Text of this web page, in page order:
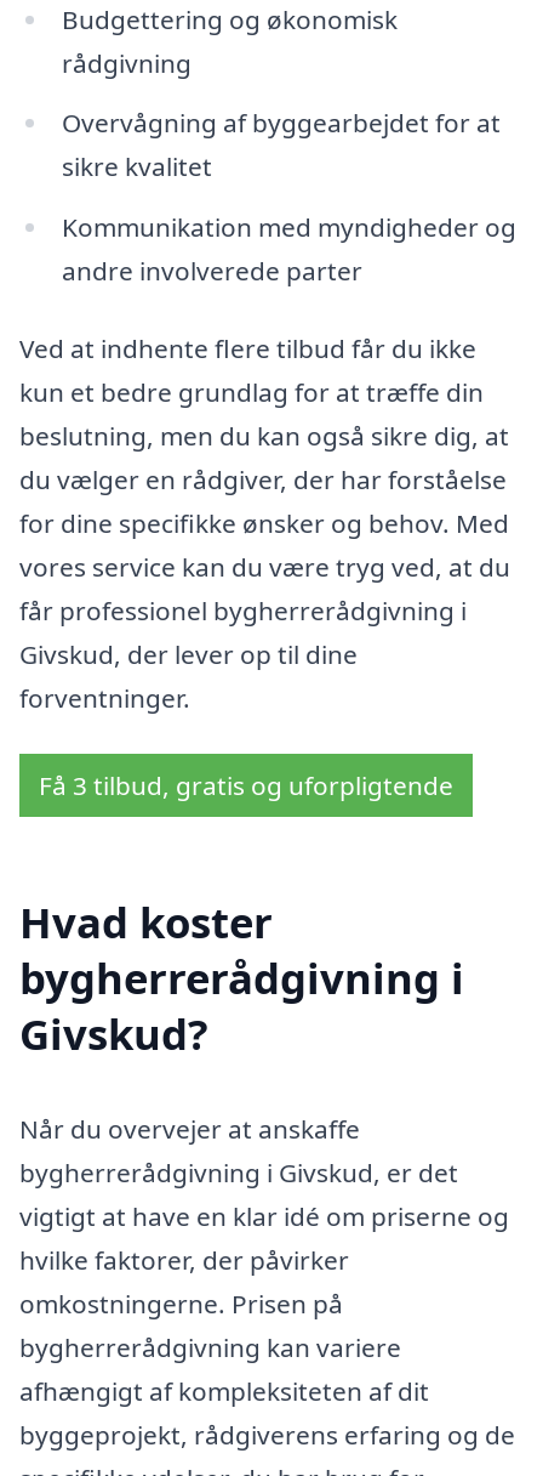
Budgettering og økonomisk
rådgivning
Overvågning af byggearbejdet for at
sikre kvalitet
Kommunikation med myndigheder og
andre involverede parter
Ved at indhente flere tilbud får du ikke
kun et bedre grundlag for at træffe din
beslutning, men du kan også sikre dig, at
du vælger en rådgiver, der har forståelse
for dine specifikke ønsker og behov. Med
vores service kan du være tryg ved, at du
får professionel bygherrerådgivning i
Givskud, der lever op til dine
forventninger.
Få 3 tilbud, gratis og uforpligtende
Hvad koster
bygherrerådgivning i
Givskud?
Når du overvejer at anskaffe
bygherrerådgivning i Givskud, er det
vigtigt at have en klar idé om priserne og
hvilke faktorer, der påvirker
omkostningerne. Prisen på
bygherrerådgivning kan variere
afhængigt af kompleksiteten af dit
byggeprojekt, rådgiverens erfaring og de